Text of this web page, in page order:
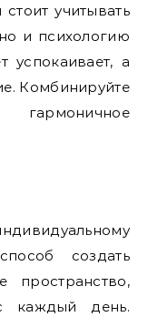
учитывать
и психологию
успокаивает, а
Комбинируйте
создать
пространство,
каждый день.